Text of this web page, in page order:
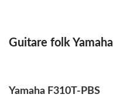
Guitare folk Yamaha
Yamaha F310T-PBS